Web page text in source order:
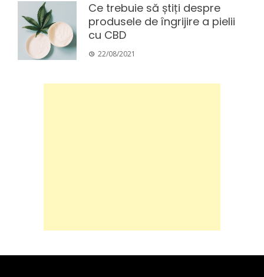
Ce trebuie să știți despre
produsele de îngrijire a pielii
cu CBD
22/08/2021